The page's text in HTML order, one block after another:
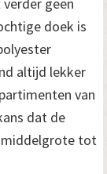
doek is
altijd lekker
van
dat de
middelgrote tot